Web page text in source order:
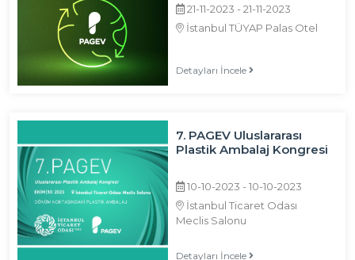
21-11-2023 - 21-11-2023
İstanbul TÜYAP Palas Otel
Detayları İncele
7. PAGEV Uluslararası
Plastik Ambalaj Kongresi
10-10-2023 - 10-10-2023
İstanbul Ticaret Odası
Meclis Salonu
Detayları İncele